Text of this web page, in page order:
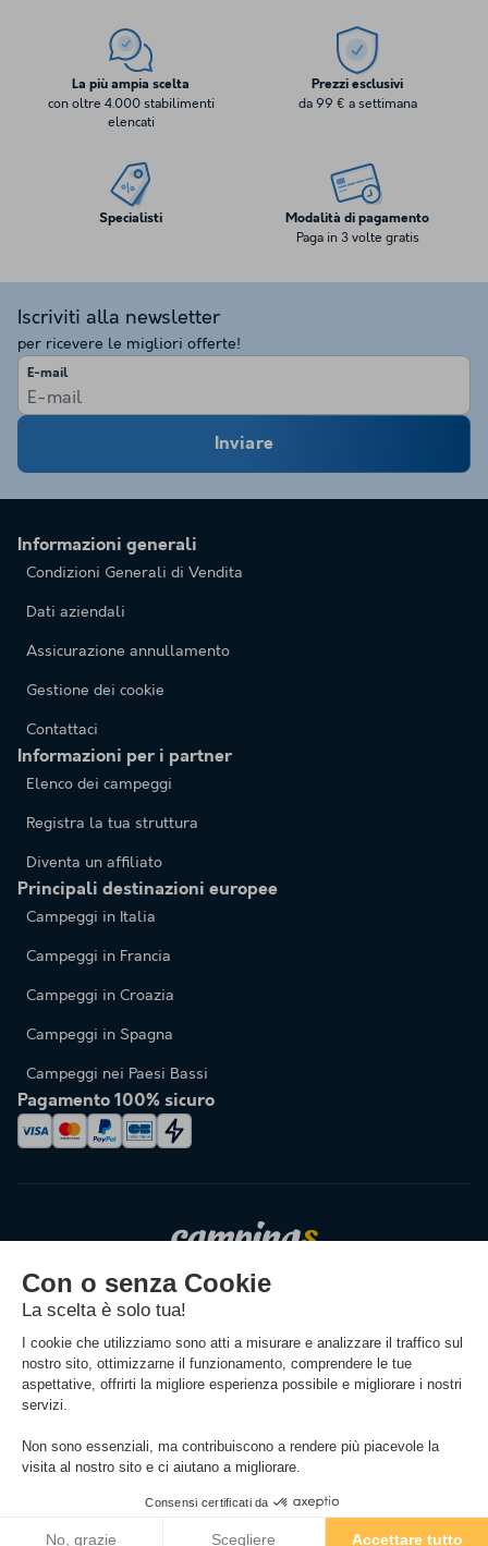
La più ampia scelta
con oltre 4.000 stabilimenti
elencati
Prezzi esclusivi
da 99 € a settimana
Specialisti Modalità di pagamento
Paga in 3 volte gratis
Iscriviti alla newsletter
per ricevere le migliori offerte!
E-mail
Inviare
Informazioni generali
Condizioni Generali di Vendita
Dati aziendali
Assicurazione annullamento
Gestione dei cookie
Contattaci
Informazioni per i partner
Elenco dei campeggi
Registra la tua struttura
Diventa un affiliato
Principali destinazioni europee
Campeggi in Italia
Campeggi in Francia
Campeggi in Croazia
Campeggi in Spagna
Campeggi nei Paesi Bassi
Pagamento 100% sicuro
Cambiare la lingua
(1) Cancellazione gratuita fino a 30 giorni prima dell'inizio del soggiorno (non è richiesta
alcuna giustificazione e il rimborso avviene sotto forma di nota di credito).
condizioni
il 23/08/2026 incluso. Pagamento di un acconto di 1€ al momento della prenotazione
(eccetto spese di gestione e assicurazione), e saldo in 3 rate.